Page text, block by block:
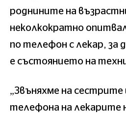
роднините на
неколкократно
по телефон с лекар, за
е състоянието на
„Звъняхме на
телефона на лекарите